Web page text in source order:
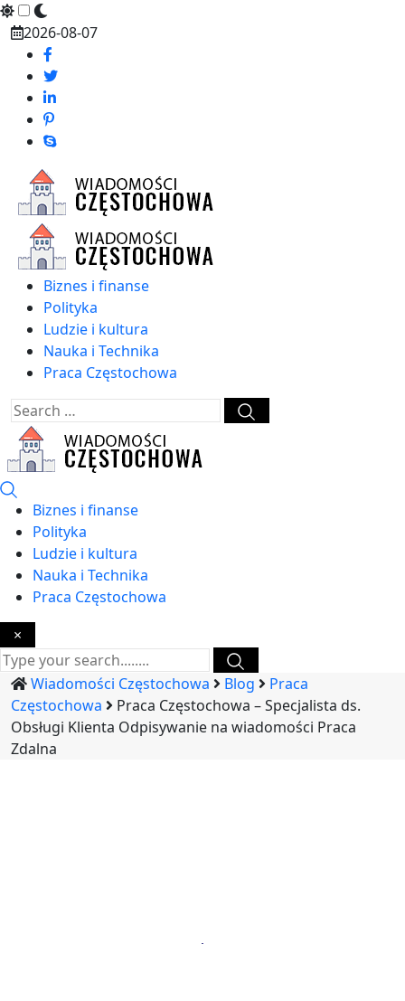
Skip
content
2026-08-07
Biznes i finanse
Polityka
Ludzie i kultura
Nauka i Technika
Praca Częstochowa
Biznes i finanse
Polityka
Ludzie i kultura
Nauka i Technika
Praca Częstochowa
×
Wiadomości Częstochowa Blog
Praca
Częstochowa
Praca Częstochowa – Specjalista ds.
Obsługi Klienta Odpisywanie na wiadomości Praca
Zdalna